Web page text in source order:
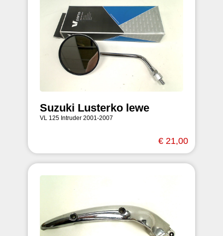
Suzuki Lusterko lewe
VL 125 Intruder 2001-2007
€ 21,00